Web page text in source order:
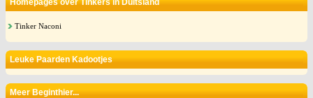
Homepages over Tinkers in Duitsland
Tinker Naconi
Leuke Paarden Kadootjes
Meer Beginthier...